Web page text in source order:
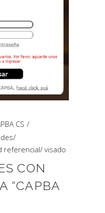
CS
/
referencial/ visado
CON
“CAPBA